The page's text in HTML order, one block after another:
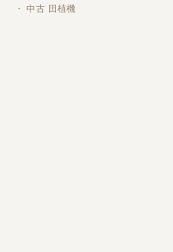
・ 中古 田植機